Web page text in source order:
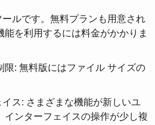
ルです。無料プランも用意され
能を利用するには料金がかかりま
限: 無料版にはファイル サイズの
ス: さまざまな機能が新しいユ
インターフェイスの操作が少し複